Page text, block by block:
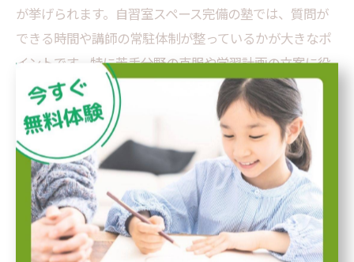
が挙げられます。自習室スペース完備の塾では、質問が
できる時間や講師の常駐体制が整っているかが大きなポ
イントです。特に苦手分野の克服や学習計画の立案に役
立ちます。
また、定期的な面談や学習状況のフィードバックがある
塾は、モチベーション維持に効果的です。保護者への連
絡体制や、進路相談のサポートも確認しておくと安心で
きます。例えば、志望校合格に向けた個別指導や、定期
テスト対策講座などが充実している塾は、成績向上につ
ながりやすい傾向があります。